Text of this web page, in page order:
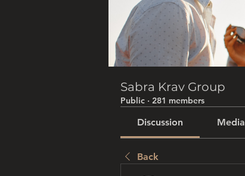
Sabra Krav Group
Public · 281 members
Discussion Media
Back